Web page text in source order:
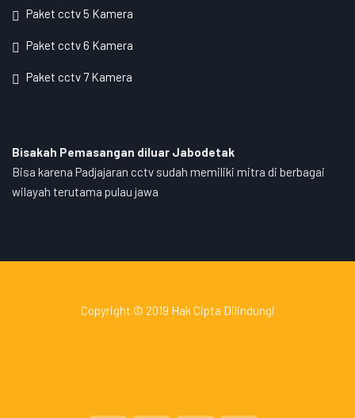
Paket cctv 5 Kamera
Paket cctv 6 Kamera
Paket cctv 7 Kamera
Bisakah Pemasangan diluar Jabodetak
Bisa karena Padjajaran cctv sudah memiliki mitra di berbagai
wilayah terutama pulau jawa
Copyright © 2019 Hak Cipta Dilindungi